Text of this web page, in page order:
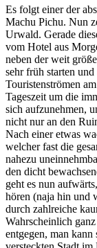
Es folgt einer der
Machu Pichu. Nun
Urwald. Gerade
vom Hotel aus
neben der weit
sehr früh starten
Touristenströmen
Tageszeit um die
sich aufzunehmen,
nicht nur an den
Nach einer etwas
welcher fast die
nahezu
den dicht
geht es nun
hören (naja hin und
durch zahlreiche
Wahrscheinlich
entgegen, man